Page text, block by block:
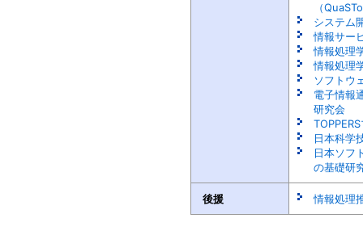
（
システム
情報サー
情報処理
情報処理
ソフトウ
電子情報
研究会
日本科学
日本ソフ
の基礎研
後援 情報処理